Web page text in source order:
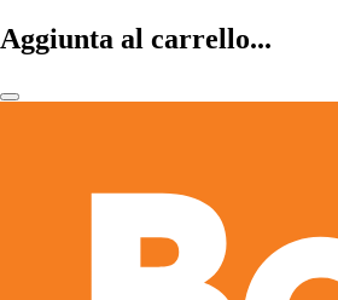
Aggiunta al carrello...